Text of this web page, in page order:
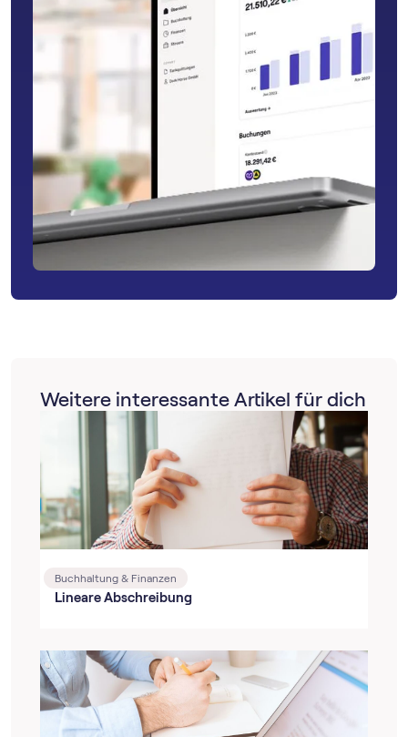
Weitere interessante Artikel für dich
Buchhaltung & Finanzen
Lineare Abschreibung